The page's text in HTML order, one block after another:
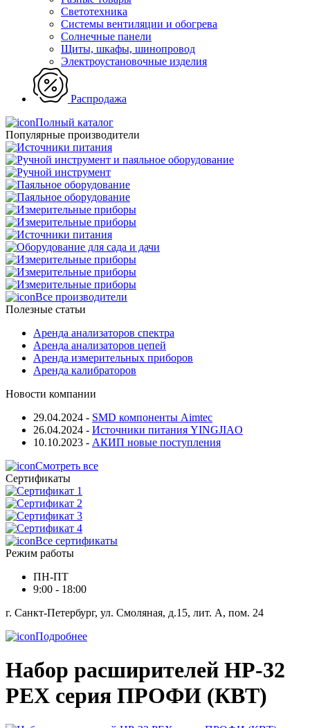
Светотехника
Системы вентиляции и обогрева
Солнечные панели
Щиты, шкафы, шинопровод
Электроустановочные изделия
Распродажа
Полный каталог
Популярные производители
Все производители
Полезные статьи
Аренда анализаторов спектра
Аренда анализаторов цепей
Аренда измерительных приборов
Аренда калибраторов
Новости компании
29.04.2024 - SMD компоненты Aimtec
26.04.2024 - Источники питания YINGJIAO
10.10.2023 - АКИП новые поступления
Смотреть все
Сертификаты
Все сертификаты
Режим работы
ПН-ПТ
9:00 - 18:00
г. Санкт-Петербург, ул. Смоляная, д.15, лит. А, пом. 24
Подробнее
Набор расширителей НР-32
PEX серия ПРОФИ (КВТ)